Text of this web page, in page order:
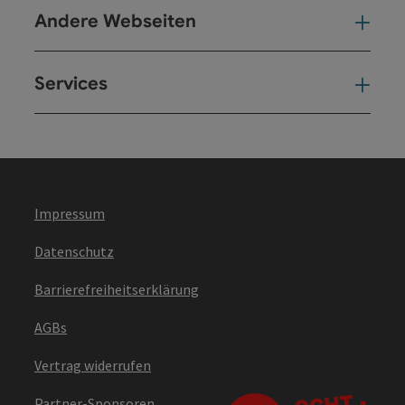
Andere Webseiten
Services
Impressum
Datenschutz
Barrierefreiheitserklärung
AGBs
Vertrag widerrufen